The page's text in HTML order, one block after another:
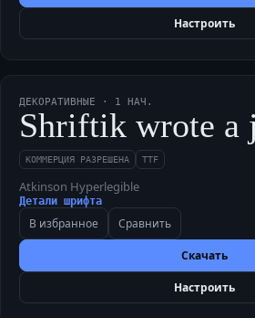
Настроить
ДЕКОРАТИВНЫЕ · 1 НАЧ.
Shriftik wrote a
КОММЕРЦИЯ РАЗРЕШЕНА TTF
Atkinson Hyperlegible
Детали шрифта
В избранное Сравнить
Скачать
Настроить